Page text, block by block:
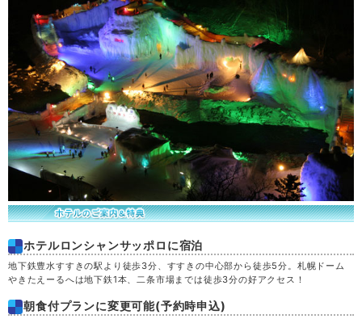
ホテルロンシャンサッポロに宿泊
地下鉄豊水すすきの駅より徒歩3分、すすきの中心部から徒歩5分。札幌ドーム
やきたえーるへは地下鉄1本、二条市場までは徒歩3分の好アクセス！
朝食付プランに変更可能(予約時申込)